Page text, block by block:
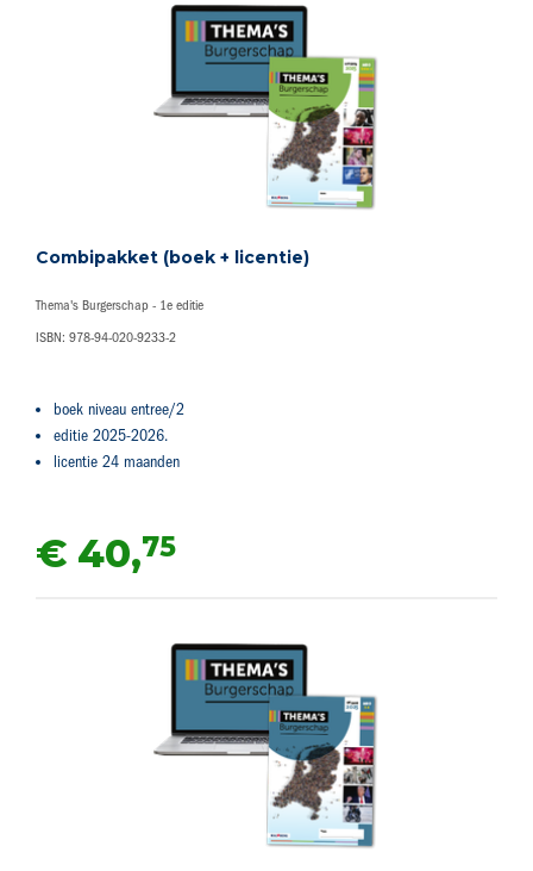
Combipakket (boek + licentie)
Thema's Burgerschap - 1e editie
ISBN: 978-94-020-9233-2
boek niveau entree/2
editie 2025-2026.
licentie 24 maanden
€ 40,75